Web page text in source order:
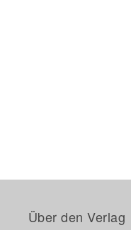
Über den Verlag